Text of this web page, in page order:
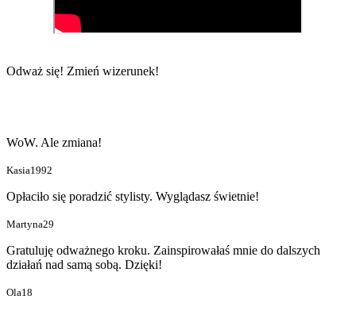
Odważ się! Zmień wizerunek!
WoW. Ale zmiana!
Kasia1992
Opłaciło się poradzić stylisty. Wyglądasz świetnie!
Martyna29
Gratuluję odważnego kroku. Zainspirowałaś mnie do dalszych
działań nad samą sobą. Dzięki!
Ola18